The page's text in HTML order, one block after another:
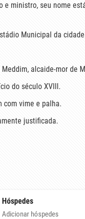
e ministro, seu nome
Municipal da
alcaide-mor de
do século XVIII.
com vime e palha.
justificada.
Hóspedes
Adicionar hóspedes